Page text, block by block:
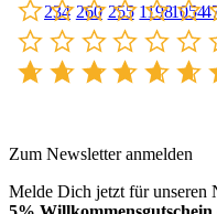
234 260 255 11981054
Zum Newsletter anmelden
Melde Dich jetzt für unseren